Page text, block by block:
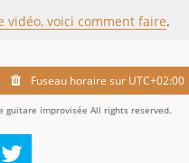
vidéo, voici comment faire.
Fuseau horaire sur UTC+02:00
guitare improvisée All rights reserved.